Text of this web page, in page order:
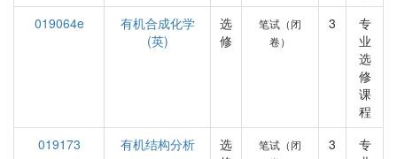
019064e
有机合成化学
(英)
选
修
笔试（闭
卷）
3
专
业
选
修
课
程
019173
有机结构分析
选
笔试（闭
3
专